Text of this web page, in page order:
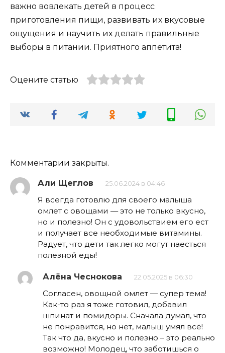
важно вовлекать детей в процесс
приготовления пищи, развивать их вкусовые
ощущения и научить их делать правильные
выборы в питании. Приятного аппетита!
Оцените статью
Комментарии закрыты.
Али Щеглов 25.06.2024 в 04:46
Я всегда готовлю для своего малыша
омлет с овощами — это не только вкусно,
но и полезно! Он с удовольствием его ест
и получает все необходимые витамины.
Радует, что дети так легко могут наесться
полезной еды!
Алёна Чеснокова 22.05.2025 в 06:30
Согласен, овощной омлет — супер тема!
Как-то раз я тоже готовил, добавил
шпинат и помидоры. Сначала думал, что
не понравится, но нет, малыш умял всё!
Так что да, вкусно и полезно – это реально
возможно! Молодец, что заботишься о